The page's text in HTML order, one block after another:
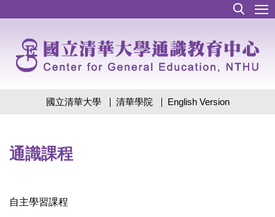
國立清華大學 清華學院 English Version
通識課程
自主學習課程